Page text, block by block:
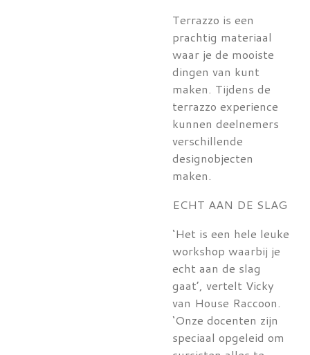
Terrazzo is een
prachtig materiaal
waar je de mooiste
dingen van kunt
maken. Tijdens de
terrazzo experience
kunnen deelnemers
verschillende
designobjecten
maken.
ECHT AAN DE SLAG
‘Het is een hele leuke
workshop waarbij je
echt aan de slag
gaat’, vertelt Vicky
van House Raccoon.
‘Onze docenten zijn
speciaal opgeleid om